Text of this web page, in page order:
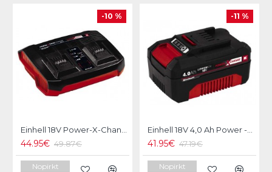
-10 %
Einhell 18V Power-X-Change Dubultais akumulatoru lādētājs
44.95€ 49.87€
Nopirkt
-11 %
Einhell 18V 4,0 Ah Power -X-Change Akumulators
41.95€ 47.19€
Nopirkt